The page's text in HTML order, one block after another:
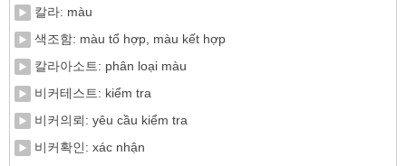
칼라: màu
색조함: màu tổ hợp, màu kết hợp
칼라아소트: phân loại màu
비커테스트: kiểm tra
비커의뢰: yêu cầu kiểm tra
비커확인: xác nhận